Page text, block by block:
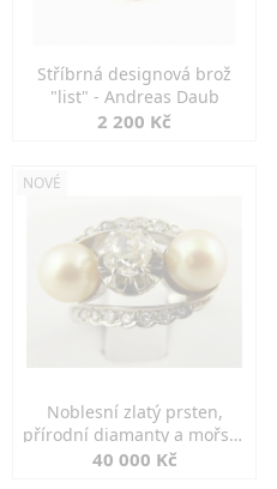
Stříbrná designová brož
"list" - Andreas Daub
2 200 Kč
NOVÉ
Noblesní zlatý prsten,
přírodní diamanty a mořské
perly
40 000 Kč